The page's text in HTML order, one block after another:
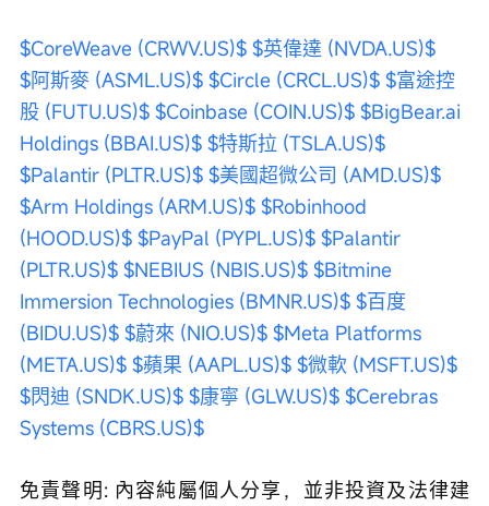
$CoreWeave (CRWV.US)$ $英偉達 (NVDA.US)$
$阿斯麥 (ASML.US)$ $Circle (CRCL.US)$ $富途控
股 (FUTU.US)$ $Coinbase (COIN.US)$ $BigBear.ai
Holdings (BBAI.US)$ $特斯拉 (TSLA.US)$
$Palantir (PLTR.US)$ $美國超微公司 (AMD.US)$
$Arm Holdings (ARM.US)$ $Robinhood
(HOOD.US)$ $PayPal (PYPL.US)$ $Palantir
(PLTR.US)$ $NEBIUS (NBIS.US)$ $Bitmine
Immersion Technologies (BMNR.US)$ $百度
(BIDU.US)$ $蔚來 (NIO.US)$ $Meta Platforms
(META.US)$ $蘋果 (AAPL.US)$ $微軟 (MSFT.US)$
$閃迪 (SNDK.US)$ $康寧 (GLW.US)$ $Cerebras
Systems (CBRS.US)$
免責聲明: 內容純屬個人分享，並非投資及法律建